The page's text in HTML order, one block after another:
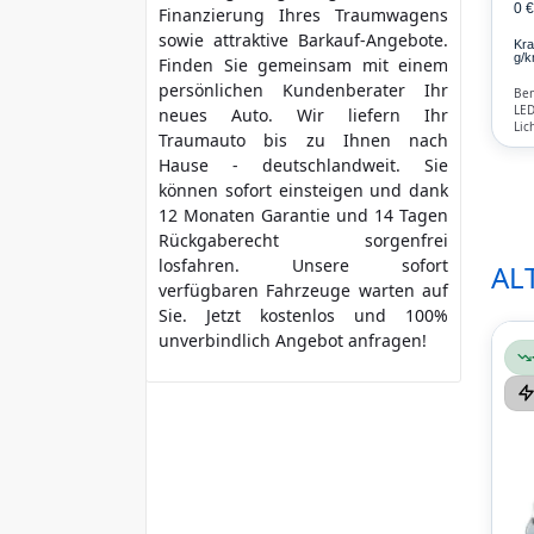
Finanzierung Ihres Traumwagens
sowie attraktive Barkauf-Angebote.
Finden Sie gemeinsam mit einem
persönlichen Kundenberater Ihr
neues Auto. Wir liefern Ihr
Traumauto bis zu Ihnen nach
Hause - deutschlandweit. Sie
können sofort einsteigen und dank
12 Monaten Garantie und 14 Tagen
Rückgaberecht sorgenfrei
losfahren. Unsere sofort
verfügbaren Fahrzeuge warten auf
Sie. Jetzt kostenlos und 100%
unverbindlich Angebot anfragen!
0
g/